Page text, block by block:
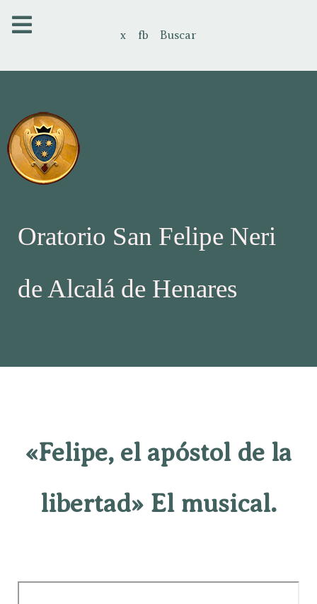
x fb Buscar
Oratorio San Felipe Neri
de Alcalá de Henares
«Felipe, el apóstol de la
libertad» El musical.